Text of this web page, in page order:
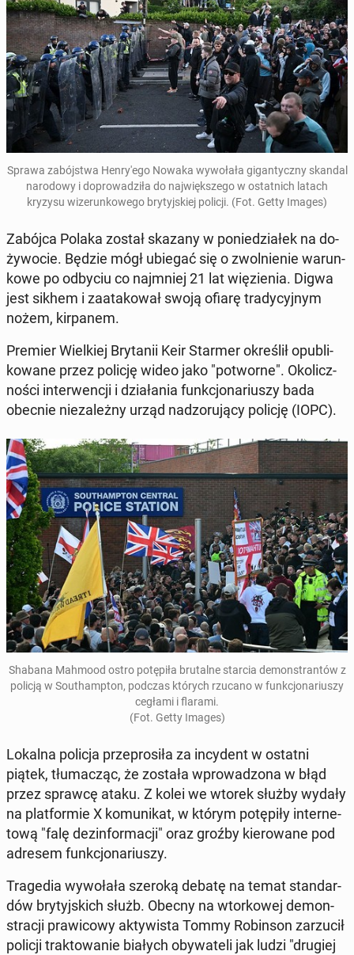
Sprawa za­bój­stwa Hen­ry­'e­go Nowaka wy­wo­ła­ła gi­gan­tycz­ny skandal
na­ro­do­wy i do­pro­wa­dzi­ła do naj­więk­sze­go w ostat­nich latach
kryzysu wi­ze­run­ko­we­go bry­tyj­skiej policji. (Fot. Getty Images)
Zabójca Polaka został skazany w po­nie­dzia­łek na do­
ży­wo­cie. Będzie mógł ubiegać się o zwol­nie­nie wa­run­
ko­we po odbyciu co naj­mniej 21 lat wię­zie­nia. Digwa
jest sikhem i za­ata­ko­wał swoją ofiarę tra­dy­cyj­nym
nożem, kir­pa­nem.
Premier Wiel­kiej Bry­ta­nii Keir Starmer okre­ślił opu­bli­
ko­wa­ne przez policję wideo jako "po­twor­ne". Oko­licz­
no­ści in­ter­wen­cji i dzia­ła­nia funk­cjo­na­riu­szy bada
obecnie nie­za­leż­ny urząd nad­zo­ru­ją­cy policję (IOPC).
Shabana Mahmood ostro po­tę­pi­ła bru­tal­ne starcia de­mon­stran­tów z
policją w So­uthamp­ton, podczas których rzucano w funk­cjo­na­riu­szy
cegłami i flarami.
(Fot. Getty Images)
Lokalna policja prze­pro­si­ła za in­cy­dent w ostatni
piątek, tłu­ma­cząc, że została wpro­wa­dzo­na w błąd
przez sprawcę ataku. Z kolei we wtorek służby wydały
na plat­for­mie X ko­mu­ni­kat, w którym po­tę­pi­ły in­ter­ne­
to­wą "falę dez­in­for­ma­cji" oraz groźby kie­ro­wa­ne pod
adresem funk­cjo­na­riu­szy.
Tra­ge­dia wy­wo­ła­ła szeroką debatę na temat stan­dar­
dów bry­tyj­skich służb. Obecny na wtor­ko­wej de­mon­
stra­cji pra­wi­co­wy ak­ty­wi­sta Tommy Ro­bin­son za­rzu­cił
policji trak­to­wa­nie białych oby­wa­te­li jak ludzi "drugiej